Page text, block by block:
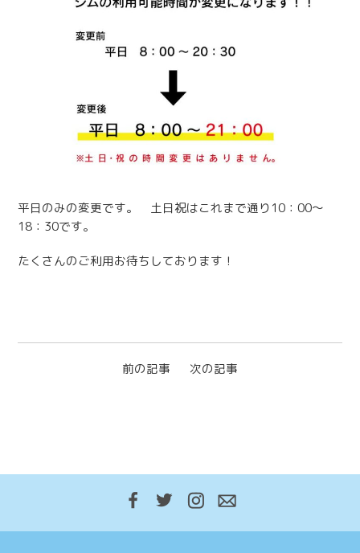
平日のみの変更です。 土日祝はこれまで通り10：00〜
18：30です。
たくさんのご利用お待ちしております！
前の記事 次の記事